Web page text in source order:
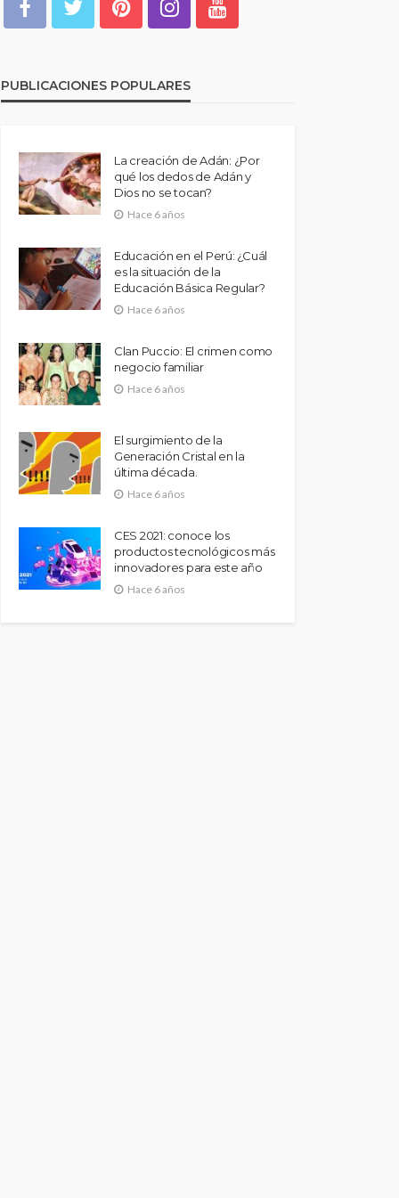
PUBLICACIONES POPULARES
La creación de Adán: ¿Por
qué los dedos de Adán y
Dios no se tocan?
Hace 6 años
Educación en el Perú: ¿Cuál
es la situación de la
Educación Básica Regular?
Hace 6 años
Clan Puccio: El crimen como
negocio familiar
Hace 6 años
El surgimiento de la
Generación Cristal en la
última década.
Hace 6 años
CES 2021: conoce los
productos tecnológicos más
innovadores para este año
Hace 6 años